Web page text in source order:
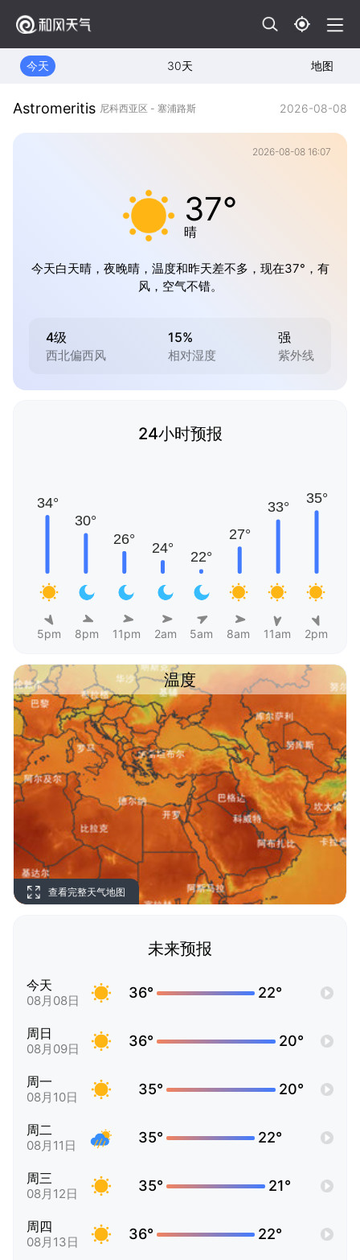
今天 30天 地图
Astromeritis 尼科西亚区 - 塞浦路斯 2026-08-08
2026-08-08 16:07
37°
晴
今天白天晴，夜晚晴，温度和昨天差不多，现在37°，有
风，空气不错。
4级
西北偏西风
15%
相对湿度
强
紫外线
24小时预报
5pm 8pm 11pm 2am 5am 8am 11am 2pm
温度
查看完整天气地图
未来预报
今天
08月08日 36° 22°
周日
08月09日 36° 20°
周一
08月10日 35° 20°
周二
08月11日 35° 22°
周三
08月12日 35° 21°
周四
08月13日 36° 22°